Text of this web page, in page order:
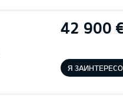
42 900
Я